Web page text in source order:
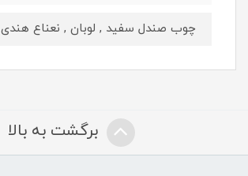
چوب صندل سفید , لوبان , نعناع هندی
برگشت به بالا